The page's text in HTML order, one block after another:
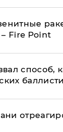
Fire Point
способ,